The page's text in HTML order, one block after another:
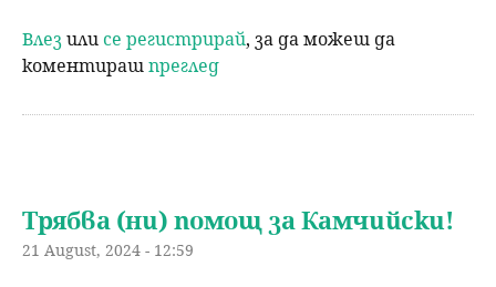
Влезили се регистрирай, за да можеш да
коментирашпреглед
Трябва (ни) помощ за Камчийски!
21 August, 2024 - 12:59